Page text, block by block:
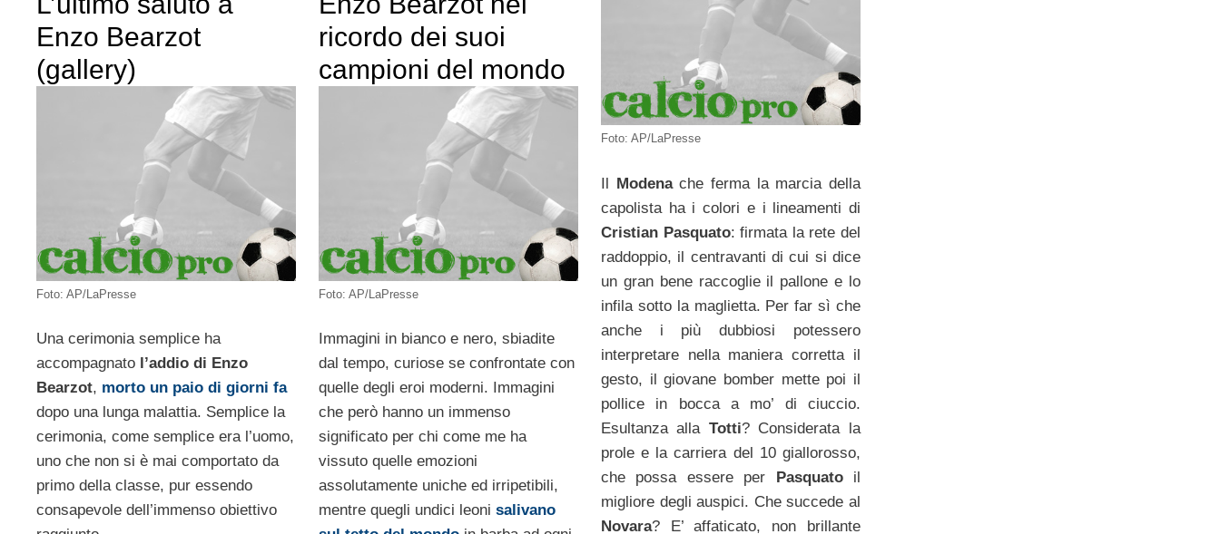
Foto: AP/LaPresse
Il Modenache ferma la marcia della
capolista ha i colori e i lineamenti di
Cristian Pasquato: firmata la rete del
raddoppio, il centravanti di cui si dice
un gran bene raccoglie il pallone e lo
infila sotto la maglietta. Per far sì che
anche i più dubbiosi potessero
interpretare nella maniera corretta il
gesto, il giovane bomber mette poi il
pollice in bocca a mo’ di ciuccio.
Esultanza alla Totti? Considerata la
prole e la carriera del 10 giallorosso,
che possa essere per Pasquatoil
migliore degli auspici. Che succede al
Novara? E’ affaticato, non brillante
Enzo Bearzot
(gallery)
Foto: AP/LaPresse
Una cerimonia semplice ha
accompagnato l’addio di Enzo
Bearzot, morto un paio di giorni fa
dopo una lunga malattia. Semplice la
cerimonia, come semplice era l’uomo,
uno che non si è mai comportato da
primo della classe, pur essendo
consapevole dell’immenso obiettivo
ricordo dei suoi
campioni del mondo
Foto: AP/LaPresse
Immagini in bianco e nero, sbiadite
dal tempo, curiose se confrontate con
quelle degli eroi moderni. Immagini
che però hanno un immenso
significato per chi come me ha
vissuto quelle emozioni
assolutamente uniche ed irripetibili,
mentre quegli undici leoni salivano